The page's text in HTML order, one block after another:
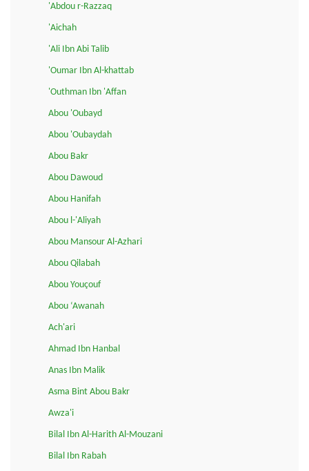
'Abdou r-Razzaq
'Aichah
'Ali Ibn Abi Talib
'Oumar Ibn Al-khattab
'Outhman Ibn 'Affan
Abou 'Oubayd
Abou 'Oubaydah
Abou Bakr
Abou Dawoud
Abou Hanifah
Abou l-'Aliyah
Abou Mansour Al-Azhari
Abou Qilabah
Abou Youçouf
Abou ‘Awanah
Ach'ari
Ahmad Ibn Hanbal
Anas Ibn Malik
Asma Bint Abou Bakr
Awza'i
Bilal Ibn Al-Harith Al-Mouzani
Bilal Ibn Rabah